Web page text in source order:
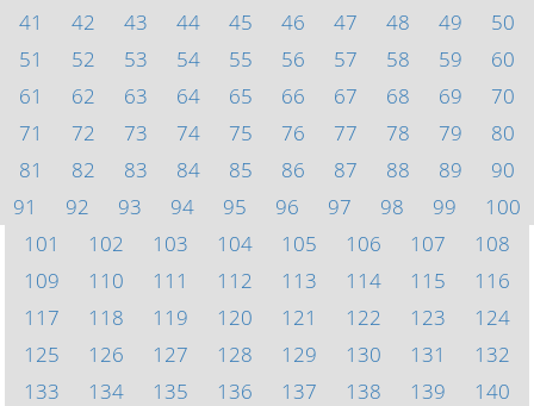
41
42 43 44 45 46 47 48 49
50
51
52 53 54 55 56 57 58 59
60
61
62 63 64 65 66 67 68 69
70
71
72 73 74 75 76 77 78 79
80
81
82 83 84 85 86 87 88 89
90
91
92 93 94 95 96 97 98 99
100
101
102 103 104 105 106 107
108
109
110 111 112 113 114 115
116
117
118 119 120 121 122 123
124
125
126 127 128 129 130 131
132
133
134 135 136 137 138 139
140